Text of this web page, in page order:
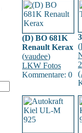
(D) BO 681K
Renault Kerax
(vaudee)
LKW Fotos
Kommentare: 0
(